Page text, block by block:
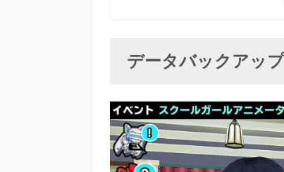
データバックアッ